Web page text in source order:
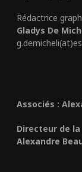
Rédactrice
Gladys De
Associés :
Directeur de
Alexandre